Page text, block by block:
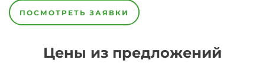
ПОСМОТРЕТЬ ЗАЯВКИ
Цены из предложений